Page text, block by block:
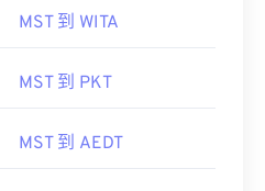
MST 到 WITA
MST 到 PKT
MST 到 AEDT